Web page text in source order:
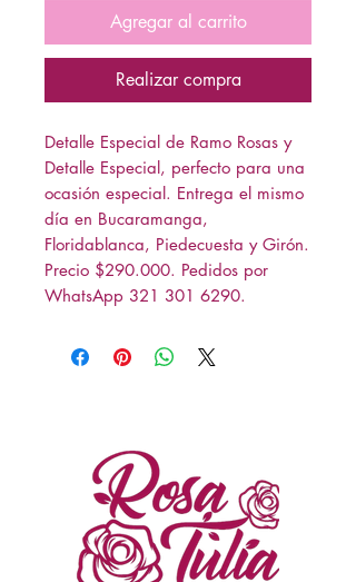
Agregar al carrito
Realizar compra
Detalle Especial de Ramo Rosas y
Detalle Especial, perfecto para una
ocasión especial. Entrega el mismo
día en Bucaramanga,
Floridablanca, Piedecuesta y Girón.
Precio $290.000. Pedidos por
WhatsApp 321 301 6290.